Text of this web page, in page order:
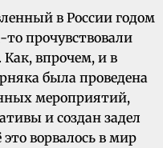
в России годом
прочувствовали
Как, впрочем, и в
была проведена
мероприятий,
и создан задел
ворвалось в мир